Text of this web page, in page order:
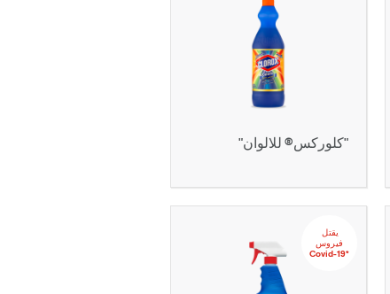
"كلوركس® للالوان"
يقتل‬ ‫‫‫‫‏‫
‬‫فيروس
‏*‫Covid-19